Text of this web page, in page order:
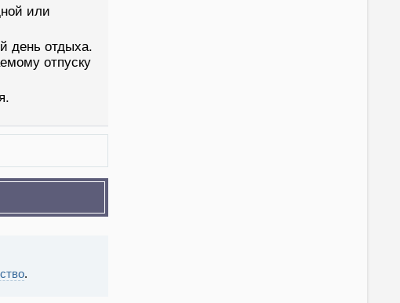
или
день отдыха.
отпуску
.